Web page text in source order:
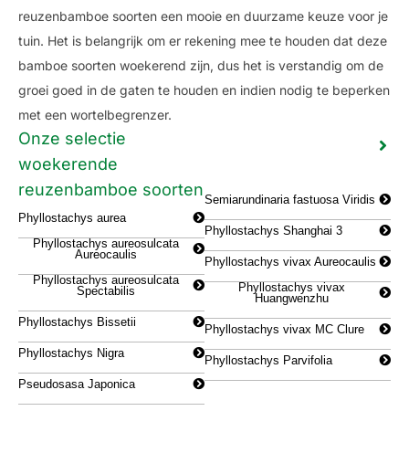
reuzenbamboe soorten een mooie en duurzame keuze voor je
tuin. Het is belangrijk om er rekening mee te houden dat deze
bamboe soorten woekerend zijn, dus het is verstandig om de
groei goed in de gaten te houden en indien nodig te beperken
met een wortelbegrenzer.
Onze selectie
woekerende
reuzenbamboe soorten
Phyllostachys aurea
Phyllostachys aureosulcata
Aureocaulis
Phyllostachys aureosulcata
Spectabilis
Phyllostachys Bissetii
Phyllostachys Nigra
Pseudosasa Japonica
Semiarundinaria fastuosa Viridis
Phyllostachys Shanghai 3
Phyllostachys vivax Aureocaulis
Phyllostachys vivax
Huangwenzhu
Phyllostachys vivax MC Clure
Phyllostachys Parvifolia